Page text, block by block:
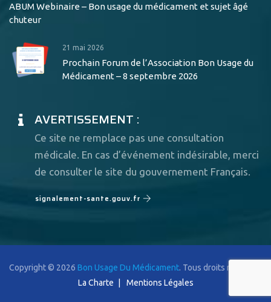
ABUM Webinaire – Bon usage du médicament et sujet âgé
chuteur
21 mai 2026
Prochain Forum de l’Association Bon Usage du
Médicament – 8 septembre 2026
AVERTISSEMENT :
Ce site ne remplace pas une consultation
médicale. En cas d’événement indésirable, merci
de consulter le site du gouvernement Français.
signalement-sante.gouv.fr
Copyright © 2026 Bon Usage Du Médicament. Tous droits réservés.
La Charte
Mentions Légales